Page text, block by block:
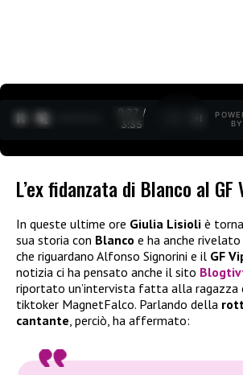
0:27 /
3:35
BY
L’ex fidanzata di Blanco al GF
In queste ultime ore Giulia Lisioli è
sua storia con Blanco e ha anche
che riguardano Alfonso Signorini e il GF
notizia ci ha pensato anche il sito
riportato un’intervista fatta alla ragazza
tiktoker MagnetFalco. Parlando della
cantante, perciò, ha affermato: